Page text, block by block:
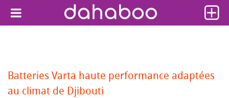
Batteries Varta haute performance adaptées
au climat de Djibouti